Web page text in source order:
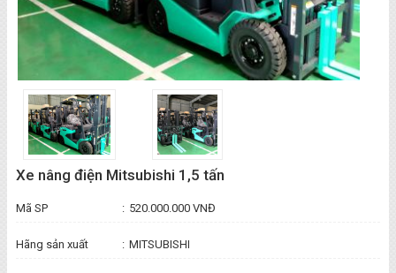
Xe nâng điện Mitsubishi 1,5 tấn
Mã SP : 520.000.000 VNĐ
Hãng sản xuất : MITSUBISHI